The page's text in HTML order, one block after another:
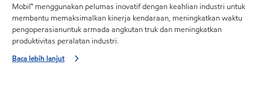
Mobil™ menggunakan pelumas inovatif dengan keahlian industri untuk
membantu memaksimalkan kinerja kendaraan, meningkatkan waktu
pengoperasianuntuk armada angkutan truk dan meningkatkan
produktivitas peralatan industri.
Baca lebih lanjut